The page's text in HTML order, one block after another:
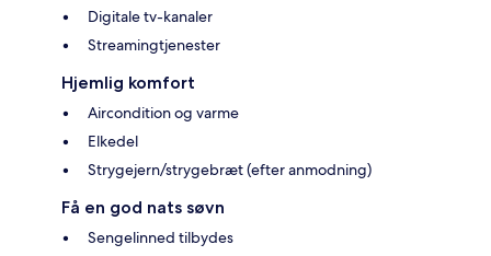
Digitale tv-kanaler
Streamingtjenester
Hjemlig komfort
Aircondition og varme
Elkedel
Strygejern/strygebræt (efter anmodning)
Få en god nats søvn
Sengelinned tilbydes